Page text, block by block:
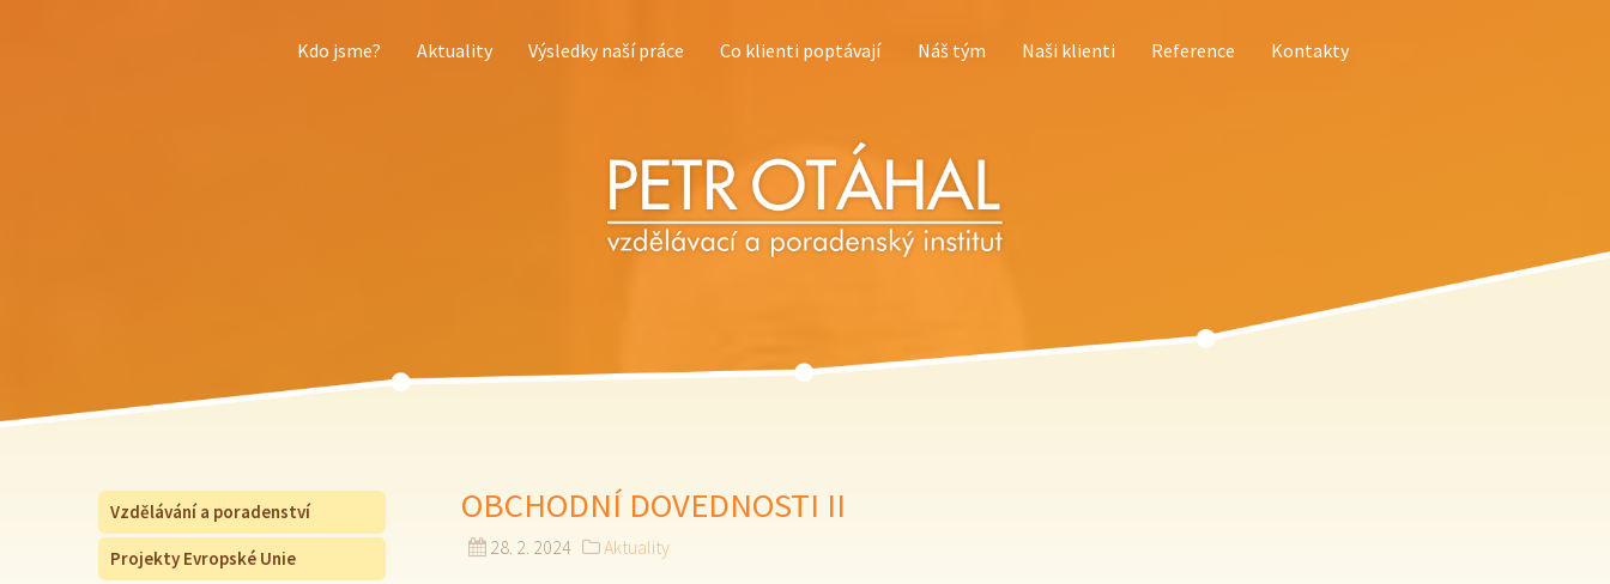
Kdo jsme? Aktuality Výsledky naší práce Co klienti poptávají Náš tým Naši klienti Reference Kontakty
Vzdělávání a poradenství
Projekty Evropské Unie
OBCHODNÍ DOVEDNOSTI II
28. 2. 2024 Aktuality